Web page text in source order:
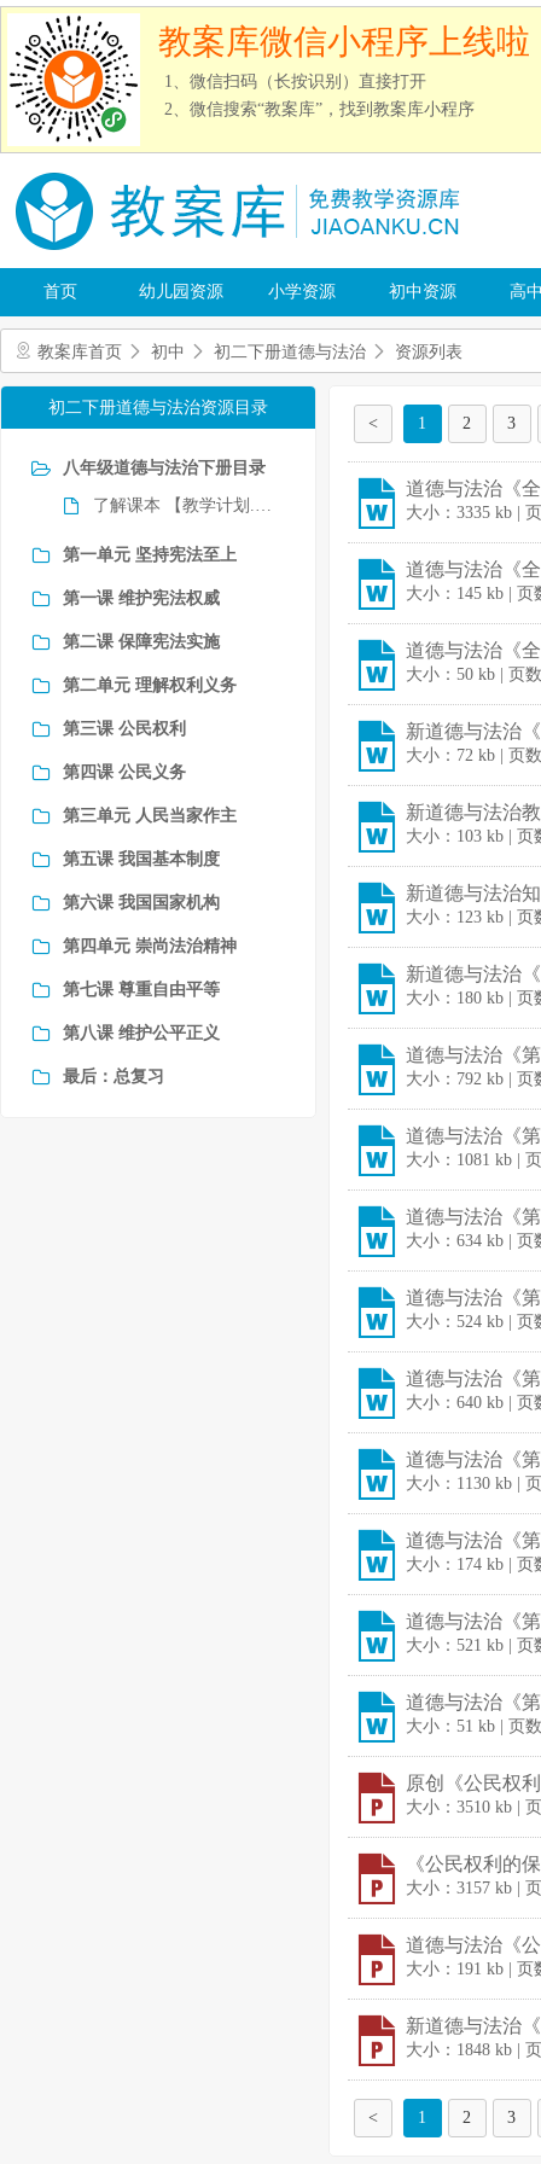
教案库微信小程序上线啦
1、微信扫码（长按识别）直接打开
2、微信搜索“教案库”，找到教案库小程序
首页 幼儿园资源 小学资源 初中资源 高
教案库首页 初中 初二下册道德与法治 资源列表
初二下册道德与法治资源目录
八年级道德与法治下册目录
了解课本 【教学计划.课时安排】
第一单元 坚持宪法至上
第一课 维护宪法权威
第二课 保障宪法实施
第二单元 理解权利义务
第三课 公民权利
第四课 公民义务
第三单元 人民当家作主
第五课 我国基本制度
第六课 我国国家机构
第四单元 崇尚法治精神
第七课 尊重自由平等
第八课 维护公平正义
最后：总复习
< 1 2 3
道德与法治《
大小：3335 kb |
道德与法治《
大小：145 kb | 页
道德与法治《
大小：50 kb | 页
新道德与法治
大小：72 kb | 页
新道德与法治
大小：103 kb | 页
新道德与法治
大小：123 kb | 页
新道德与法治
大小：180 kb | 页
道德与法治《
大小：792 kb | 页
道德与法治《
大小：1081 kb |
道德与法治《
大小：634 kb |
道德与法治《
大小：524 kb | 页
道德与法治《
大小：640 kb | 页
道德与法治《
大小：1130 kb |
道德与法治《
大小：174 kb | 页
道德与法治《
大小：521 kb | 页
道德与法治《
大小：51 kb | 页
原创《公民权
大小：3510 kb |
《公民权利的
大小：3157 kb |
道德与法治《
大小：191 kb | 页
新道德与法治
大小：1848 kb |
< 1 2 3